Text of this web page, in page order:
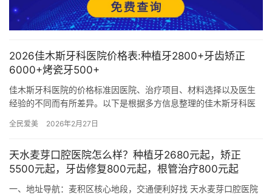
2026佳木斯牙科医院价格表:种植牙2800+牙齿矫正
6000+烤瓷牙500+
佳木斯牙科医院的价格标准因医院、治疗项目、材料选择以及医生
经验的不同而有所差异。以下是根据多方信息整理的佳木斯牙科医
创…
全民爱美 2026年2月27日
天水麦芽口腔医院怎么样？种植牙2680元起，矫正
5500元起，牙齿修复800元起，根管治疗800元起
一、地址导航：麦积区核心地段，交通便利好找 天水麦芽口腔医院